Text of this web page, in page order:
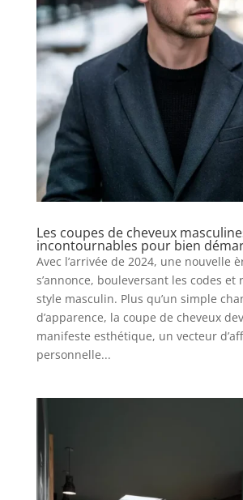
Les coupes de cheveux
incontournables pour bien
Avec l’arrivée de 2024, une nouvelle
s’annonce, bouleversant les codes et
style masculin. Plus qu’un simple
d’apparence, la coupe de cheveux
manifeste esthétique, un vecteur
personnelle...